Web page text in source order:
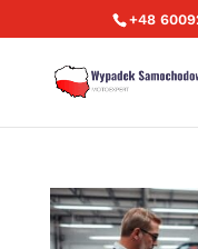
+48